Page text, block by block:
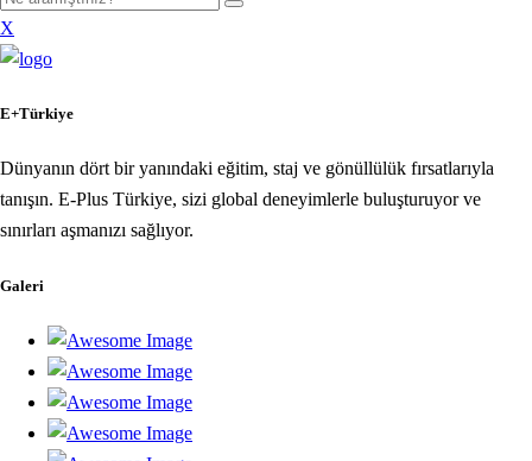
X
E+Türkiye
Dünyanın dört bir yanındaki eğitim, staj ve gönüllülük fırsatlarıyla
tanışın. E-Plus Türkiye, sizi global deneyimlerle buluşturuyor ve
sınırları aşmanızı sağlıyor.
Galeri